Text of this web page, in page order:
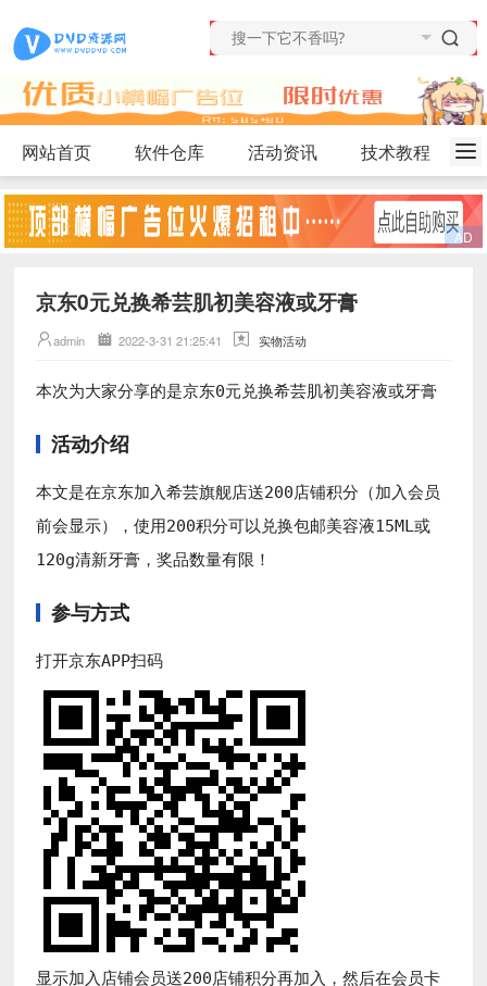
网站首页 软件仓库 活动资讯 技术教程
京东0元兑换希芸肌初美容液或牙膏
admin 2022-3-31 21:25:41 实物活动
本次为大家分享的是京东0元兑换希芸肌初美容液或牙膏
活动介绍
本文是在京东加入希芸旗舰店送200店铺积分（加入会员
前会显示），使用200积分可以兑换包邮美容液15ML或
120g清新牙膏，奖品数量有限！
参与方式
打开京东APP扫码
显示加入店铺会员送200店铺积分再加入，然后在会员卡